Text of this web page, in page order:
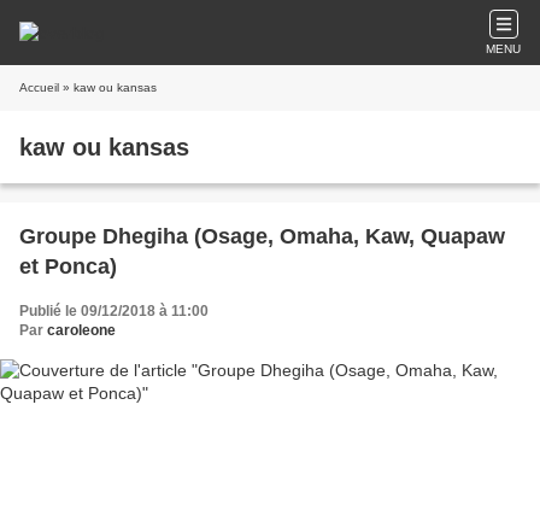
MENU
Accueil » kaw ou kansas
kaw ou kansas
Groupe Dhegiha (Osage, Omaha, Kaw, Quapaw
et Ponca)
Publié le 09/12/2018 à 11:00
Par caroleone